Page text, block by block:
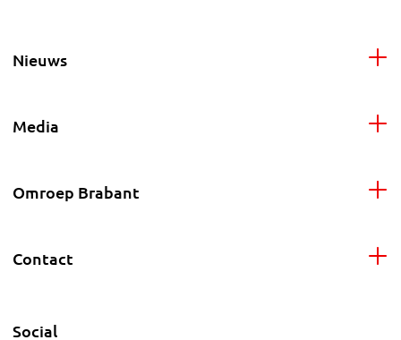
Nieuws
Media
Omroep Brabant
Contact
Social